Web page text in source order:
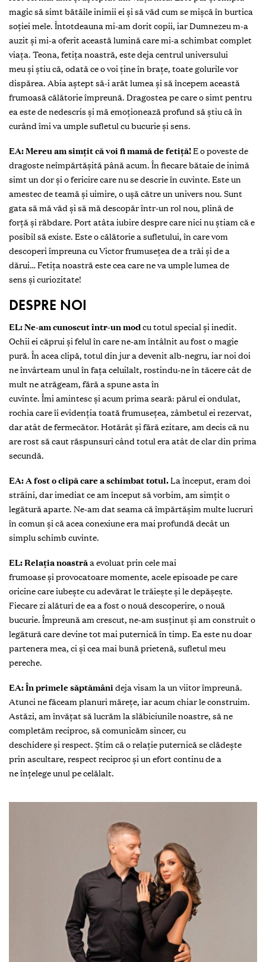
magic să simt bătăile inimii ei și să văd cum se mișcă în burtica
soției mele. Întotdeauna mi-am dorit copii, iar Dumnezeu m-a
auzit și mi-a oferit această lumină care mi-a schimbat complet
viața. Teona, fetița noastră, este deja centrul universului
meu și știu că, odată ce o voi ține în brațe, toate golurile vor
dispărea. Abia aștept să-i arăt lumea și să începem această
frumoasă călătorie împreună. Dragostea pe care o simt pentru
ea este de nedescris și mă emoționează profund să știu că în
curând îmi va umple sufletul cu bucurie și sens.
EA: Mereu am simțit căvoi fi mamăde fetiță!E o poveste de
dragoste neîmpărtășită până acum. În fiecare bătaie de inimă
simt un dor și o fericire care nu se descrie în cuvinte. Este un
amestec de teamă și uimire, o ușă către un univers nou. Sunt
gata să mă văd și să mă descopăr într-un rol nou, plină de
forță și răbdare. Port atâta iubire despre care nici nu știam că e
posibil să existe. Este o călătorie a sufletului, în care vom
descoperi împreuna cu Victor frumusețea de a trăi și de a
dărui… Fetița noastră este cea care ne va umple lumea de
sens și curiozitate!
DESPRE NOI
EL: Ne-am cunoscutîntr-un modcu totul special și inedit.
Ochii ei căprui și felul în care ne-am întâlnit au fost o magie
pură. În acea clipă, totul din jur a devenit alb-negru, iar noi doi
ne învârteam unul în fața celuilalt, rostindu-ne în tăcere cât de
mult ne atrăgeam, fără a spune asta în
cuvinte. Îmi amintesc și acum prima seară: părul ei ondulat,
rochia care îi evidenția toată frumusețea, zâmbetul ei rezervat,
dar atât de fermecător. Hotărât și fără ezitare, am decis că nu
are rost să caut răspunsuri când totul era atât de clar din prima
secundă.
EA: A fost o clipă care a schimbat totul.La început, eram doi
străini, dar imediat ce am început să vorbim, am simțit o
legătură aparte. Ne-am dat seama că împărtășim multe lucruri
în comun și că acea conexiune era mai profundă decât un
simplu schimb cuvinte.
EL: Relația noastrăa evoluat prin cele mai
frumoase și provocatoare momente, acele episoade pe care
oricine care iubește cu adevărat le trăiește și le depășește.
Fiecare zi alături de ea a fost o nouă descoperire, o nouă
bucurie. Împreună am crescut, ne-am susținut și am construit o
legătură care devine tot mai puternică în timp. Ea este nu doar
partenera mea, ci și cea mai bună prietenă, sufletul meu
pereche.
EA: În primele săptămâni deja visam la un viitor împreună.
Atunci ne făceam planuri mărețe, iar acum chiar le construim.
Astăzi, am învățat să lucrăm la slăbiciunile noastre, să ne
completăm reciproc, să comunicăm sincer, cu
deschidere și respect. Știm că o relație puternică se clădește
prin ascultare, respect reciproc și un efort continu de a
ne înțelege unul pe celălalt.